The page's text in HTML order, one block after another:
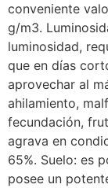
conveniente
g/m3.
luminosidad,
que en días
aprovechar al
ahilamiento,
fecundación,
agrava en
65%. Suelo: es
posee un